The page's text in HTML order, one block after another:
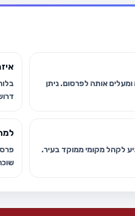
אותה לפרסום. ניתן
לקהל מקומי ממוקד בעיר.